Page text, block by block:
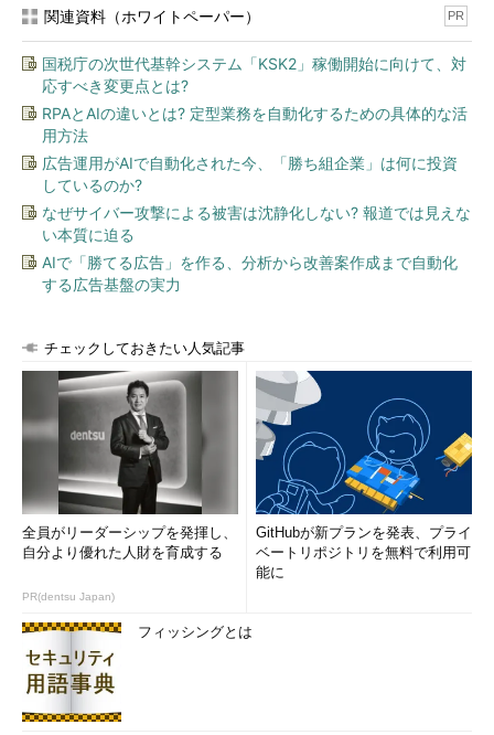
図6 コード修正後のビルド結果（画像をクリック
すると、拡大します）
いるのが確認できます。
また、LibraryProjectのジョブのページを確認すると、テスト
が成功するのに合わせて、テスト結果やコードカバレッジの推移
図7 修正後のジョブのページ（画像をクリックす
ると、拡大します）
関連資料（ホワイトペーパー） PR
国税庁の次世代基幹システム「KSK2」稼働開始に向けて、対
応すべき変更点とは?
RPAとAIの違いとは? 定型業務を自動化するための具体的な活
用方法
広告運用がAIで自動化された今、「勝ち組企業」は何に投資
しているのか?
なぜサイバー攻撃による被害は沈静化しない? 報道では見えな
い本質に迫る
AIで「勝てる広告」を作る、分析から改善案作成まで自動化
する広告基盤の実力
チェックしておきたい人気記事
全員がリーダーシップを発揮し、
自分より優れた人財を育成する
PR(dentsu Japan)
GitHubが新プランを発表、プライ
ベートリポジトリを無料で利用可
能に
フィッシングとは